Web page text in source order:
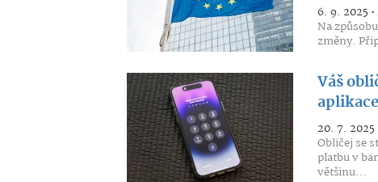
6. 9. 2025 •
Na
změny.
Váš
20. 7. 2025
Obličej se
platbu v
většinu...